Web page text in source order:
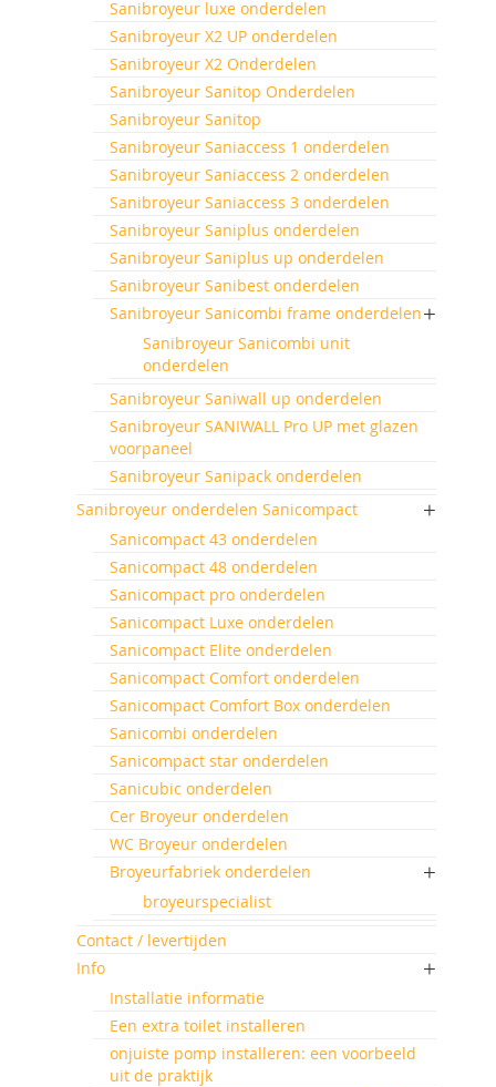
Sanibroyeur luxe onderdelen
Sanibroyeur X2 UP onderdelen
Sanibroyeur X2 Onderdelen
Sanibroyeur Sanitop Onderdelen
Sanibroyeur Sanitop
Sanibroyeur Saniaccess 1 onderdelen
Sanibroyeur Saniaccess 2 onderdelen
Sanibroyeur Saniaccess 3 onderdelen
Sanibroyeur Saniplus onderdelen
Sanibroyeur Saniplus up onderdelen
Sanibroyeur Sanibest onderdelen
Sanibroyeur Sanicombi frame onderdelen
Sanibroyeur Sanicombi unit
onderdelen
Sanibroyeur Saniwall up onderdelen
Sanibroyeur SANIWALL Pro UP met glazen
voorpaneel
Sanibroyeur Sanipack onderdelen
Sanibroyeur onderdelen Sanicompact
Sanicompact 43 onderdelen
Sanicompact 48 onderdelen
Sanicompact pro onderdelen
Sanicompact Luxe onderdelen
Sanicompact Elite onderdelen
Sanicompact Comfort onderdelen
Sanicompact Comfort Box onderdelen
Sanicombi onderdelen
Sanicompact star onderdelen
Sanicubic onderdelen
Cer Broyeur onderdelen
WC Broyeur onderdelen
Broyeurfabriek onderdelen
broyeurspecialist
Contact / levertijden
Info
Installatie informatie
Een extra toilet installeren
onjuiste pomp installeren: een voorbeeld
uit de praktijk